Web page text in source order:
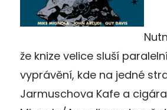
že knize velice sluší
vyprávění, kde na jedné
Jarmuschova Kafe a